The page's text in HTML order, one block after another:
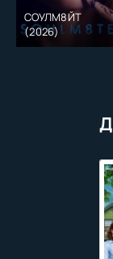
СОУЛМ8ЙТ
(2026)